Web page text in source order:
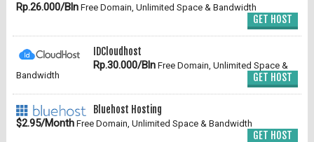
Rp.26.000/BlnFree Domain, Unlimited Space & Bandwidth
GET HOST
IDCloudhost
Rp.30.000/BlnFree Domain, Unlimited Space &
Bandwidth
GET HOST
Bluehost Hosting
$2.95/MonthFree Domain, Unlimited Space & Bandwidth
GET HOST